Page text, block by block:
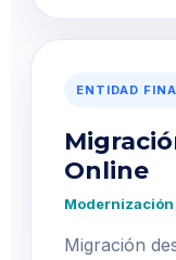
ENTIDAD
Online
Migración